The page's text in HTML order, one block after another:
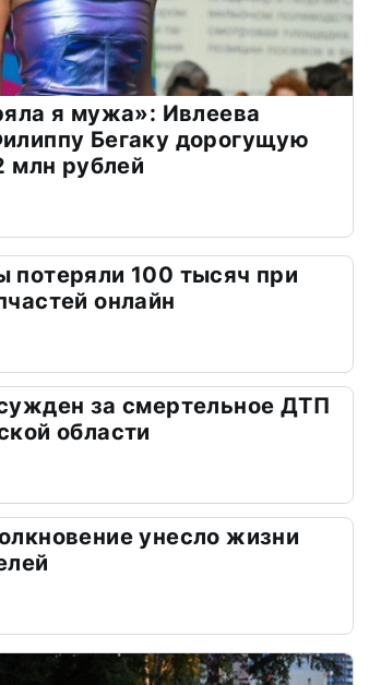
я мужа»: Ивлеева
Бегаку дорогущую
млн рублей
потеряли 100 тысяч при
онлайн
за смертельное ДТП
области
унесло жизни